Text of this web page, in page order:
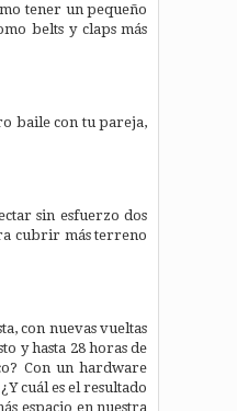
tener un pequeño
belts y claps más
baile con tu pareja,
sin esfuerzo dos
cubrir más terreno
con nuevas vueltas
y hasta 28 horas de
Con un hardware
cuál es el resultado
espacio en nuestra